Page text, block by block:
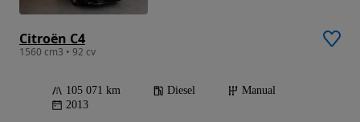
Citroën C4
1560 cm3 • 92 cv
105 071 km Diesel
Manual
2013